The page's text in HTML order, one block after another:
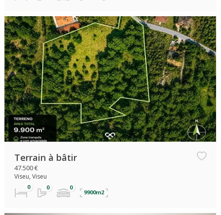
Terrain à bâtir
47.500 €
Viseu, Viseu
9900m2